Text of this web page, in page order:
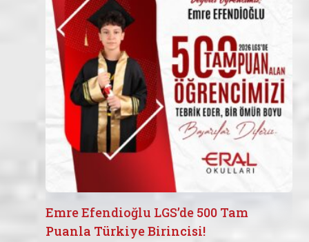
Emre Efendioğlu LGS’de 500 Tam
Puanla Türkiye Birincisi!